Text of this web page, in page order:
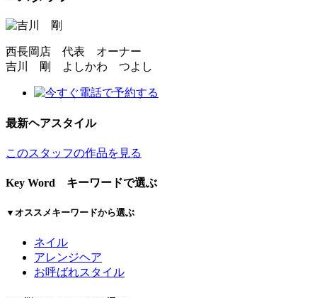
西長岡店 代表 オーナー
吉川 剛
よしかわ つよし
最新ヘアスタイル
このスタッフの作品を見る
Key Word キーワードで選ぶ
▼オススメキーワードから選ぶ
ネイル
アレンジヘア
お呼ばれスタイル